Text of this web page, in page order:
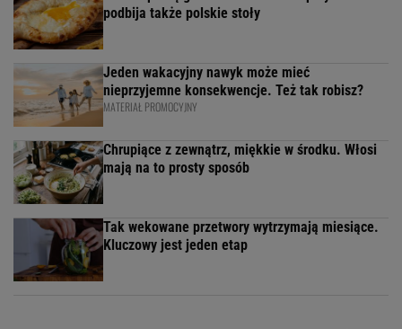
podbija także polskie stoły
Jeden wakacyjny nawyk może mieć
nieprzyjemne konsekwencje. Też tak robisz?
MATERIAŁ PROMOCYJNY
Chrupiące z zewnątrz, miękkie w środku. Włosi
mają na to prosty sposób
Tak wekowane przetwory wytrzymają miesiące.
Kluczowy jest jeden etap